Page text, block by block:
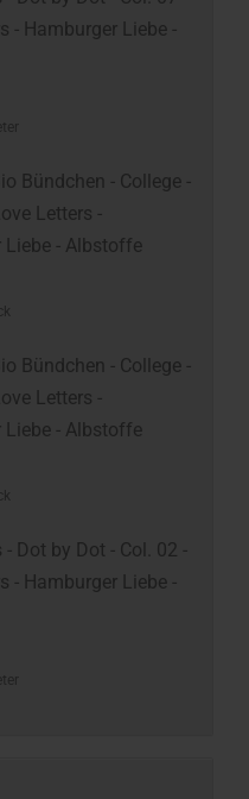
- Hamburger Liebe -
Bündchen - College -
Letters -
Liebe - Albstoffe
Bündchen - College -
Letters -
Liebe - Albstoffe
- Dot by Dot - Col. 02 -
- Hamburger Liebe -